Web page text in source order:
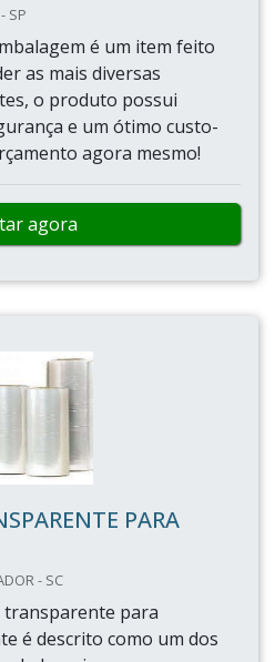
SP
é um item feito
as mais diversas
o produto possui
e um ótimo custo-
agora mesmo!
agora
PARA
- SC
transparente para
é descrito como um dos